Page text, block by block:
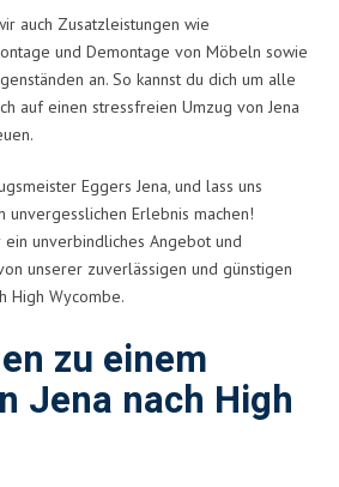
auch Zusatzleistungen wie
und Demontage von Möbeln sowie
an. So kannst du dich um alle
auf einen stressfreien Umzug von Jena
Eggers Jena, und lass uns
unvergesslichen Erlebnis machen!
unverbindliches Angebot und
unserer zuverlässigen und günstigen
High Wycombe.
zu einem
Jena nach High